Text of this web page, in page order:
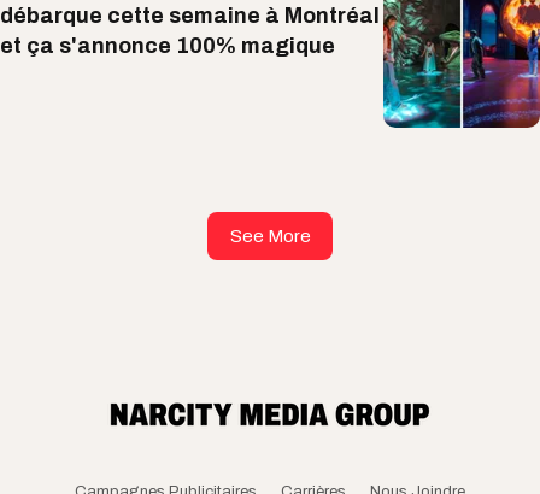
débarque cette semaine à Montréal
et ça s'annonce 100% magique
See More